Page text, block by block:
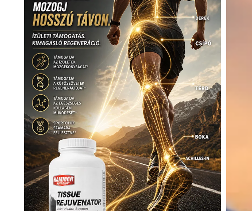
Jégkorong(148)
kajakkenu
(138)karate(168)kickbox(204) kosárlabda(166)kézilabda
(448)Lewis Hamilton(168)magyar labdarúgóválogatott(148)
Mercedes(244)motorsport(153)Opel Dakar Team(132)Rali
Világbajnokság(122)Rendezvény(142)rio 2016(373)sport
(438)Sportime Magazin (128)szabadidősport (316)Szalay
Balázs
(126)tenisz(416)táplálkozás(155)utazás(126)
Video (247)világbajnokság(162) Világkupa(129)vitorlázás
(222)
vívás(174)vízilabda(197) Érdi Mária(130)életmód
(416)úszás(361)
Hirdetés